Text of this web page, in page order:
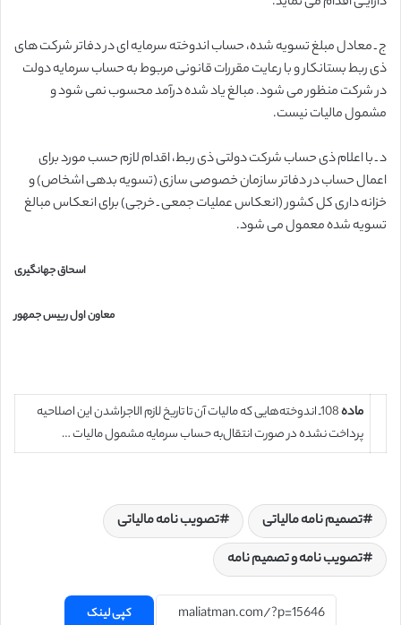
ج ـ معادل مبلغ تسویه شده، حساب اندوخته سرمایه ای در دفاتر شرکت های
ذی ربط بستانکار و با رعایت مقررات قانونی مربوط به حساب سرمایه دولت
در شرکت منظور می شود. مبالغ یاد شده درآمد محسوب نمی شود و
مشمول مالیات نیست.
د ـ با اعلام ذی حساب شرکت دولتی ذی ربط، اقدام لازم حسب مورد برای
اعمال حساب در دفاتر سازمان خصوصی سازی (تسویه بدهی اشخاص) و
خزانه داری کل کشور (انعکاس عملیات جمعی ـ خرجی) برای انعکاس مبالغ
تسویه شده معمول می شود.
اسحاق جهانگیری
معاون اول رییس جمهور
ماده
108ـ اندوخته‌هایی که مالیات آن تا تاریخ لازم الاجراشدن این اصلاحیه
پرداخت نشده در صورت انتقال‌به حساب سرمایه مشمول مالیات …
تصمیم نامه مالیاتی
تصویب نامه مالیاتی
تصویب نامه و تصمیم نامه
کپی لینک